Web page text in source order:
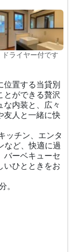
ドライヤー付です
位置する当貸別
とができる贅沢
内装と、広々
友人と一緒に快
ッチン、エンタ
など、快適に過
バーベキューセ
いひとときをお